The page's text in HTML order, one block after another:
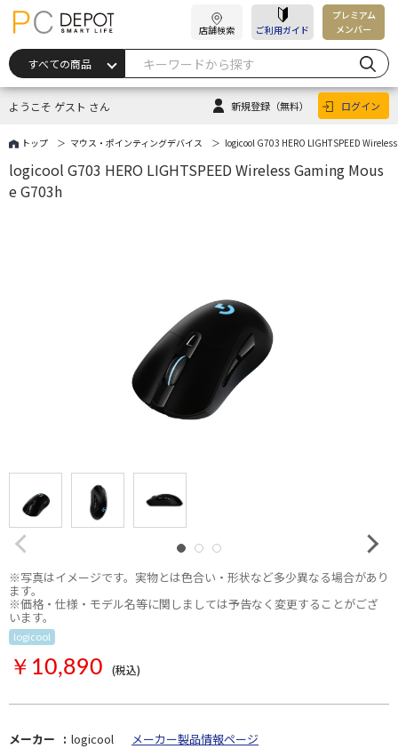
店舗検索 ご利用ガイド
プレミアム
メンバー
ようこそ ゲスト さん 新規登録 （無料） ログイン
トップ マウス・ポインティングデバイス logicool G703 HERO LIGHTSPEED
※写真はイメージです。実物とは色合い・形状など多少異なる場合があり
ます。
※価格・仕様・モデル名等に関しましては予告なく変更することがござ
います。
logicool G703 HERO LIGHTSPEED Wireless Gaming Mous
e G703h
logicool
￥10,890 (税込)
メーカー logicool
メーカー製品情報ページ